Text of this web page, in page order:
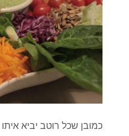
כמובן שכל רוטב יביא